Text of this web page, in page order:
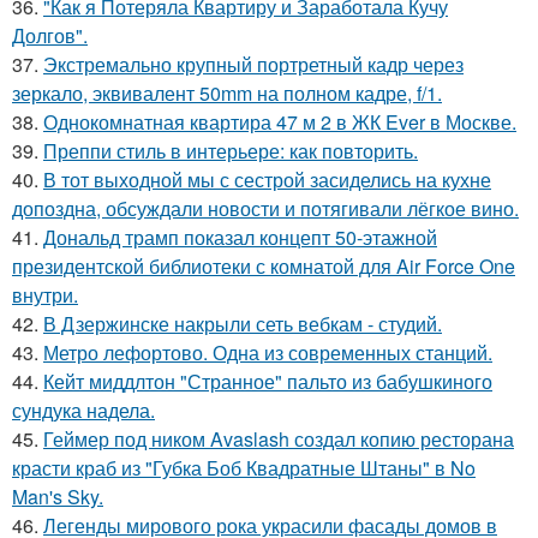
36. "Как я Потеряла Квартиру и Заработала Кучу
Долгов".
37. Экстремально крупный портретный кадр через
зеркало, эквивалент 50mm на полном кадре, f/1.
38. Однокомнатная квартира 47 м 2 в ЖК Ever в Москве.
39. Преппи стиль в интерьере: как повторить.
40. В тот выходной мы с сестрой засиделись на кухне
допоздна, обсуждали новости и потягивали лёгкое вино.
41. Дональд трамп показал концепт 50-этажной
президентской библиотеки с комнатой для Air Force One
внутри.
42. В Дзержинске накрыли сеть вебкам - студий.
43. Метро лефортово. Одна из современных станций.
44. Кейт миддлтон "Странное" пальто из бабушкиного
сундука надела.
45. Геймер под ником Avaslash создал копию ресторана
красти краб из "Губка Боб Квадратные Штаны" в No
Man's Sky.
46. Легенды мирового рока украсили фасады домов в